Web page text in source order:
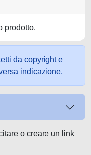
prodotto.
da copyright e
indicazione.
o creare un link